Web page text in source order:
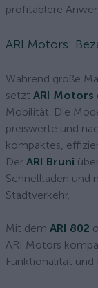
profitablere
ARI Motors:
Während große
setzt ARI Motors
Mobilität. Die
preiswerte und
kompaktes,
Der ARI Bruni
Schnellladen und
Stadtverkehr.
Mit dem ARI 802
ARI Motors
Funktionalität und